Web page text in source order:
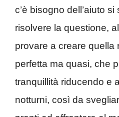
c’è bisogno dell’aiuto
risolvere la questione,
provare a creare quella
perfetta ma quasi, che
tranquillità riducendo e
notturni, così da